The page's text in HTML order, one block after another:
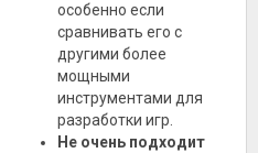
особенно если
сравнивать его с
другими более
мощными
инструментами для
разработки игр.
Не очень подходит